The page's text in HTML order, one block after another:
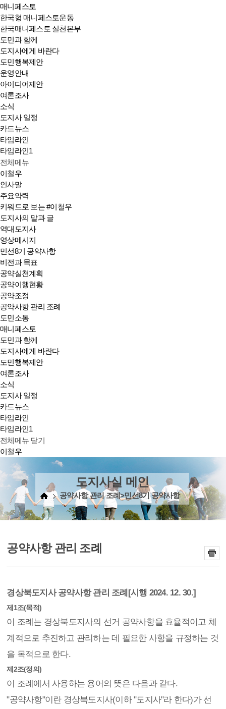
매니페스토
한국형 매니페스토운동
한국매니페스토 실천본부
도민과 함께
도지사에게 바란다
도민행복제안
운영안내
아이디어제안
여론조사
소식
도지사 일정
카드뉴스
타임라인
타임라인1
전체메뉴
이철우
인사말
주요약력
키워드로 보는 #이철우
도지사의 말과 글
역대도지사
영상메시지
민선8기 공약사항
비전과 목표
공약실천계획
공약이행현황
공약조정
공약사항 관리 조례
도민소통
매니페스토
도민과 함께
도지사에게 바란다
도민행복제안
여론조사
소식
도지사 일정
카드뉴스
타임라인
타임라인1
전체메뉴 닫기
이철우
도지사실 메인
공약사항 관리 조례>민선8기 공약사항
공약사항 관리 조례
경상북도지사 공약사항 관리 조례 [시행 2024. 12. 30.]
제1조(목적)
이 조례는 경상북도지사의 선거 공약사항을 효율적이고 체
계적으로 추진하고 관리하는 데 필요한 사항을 규정하는 것
을 목적으로 한다.
제2조(정의)
이 조례에서 사용하는 용어의 뜻은 다음과 같다.
"공약사항"이란 경상북도지사(이하 "도지사"라 한다)가 선